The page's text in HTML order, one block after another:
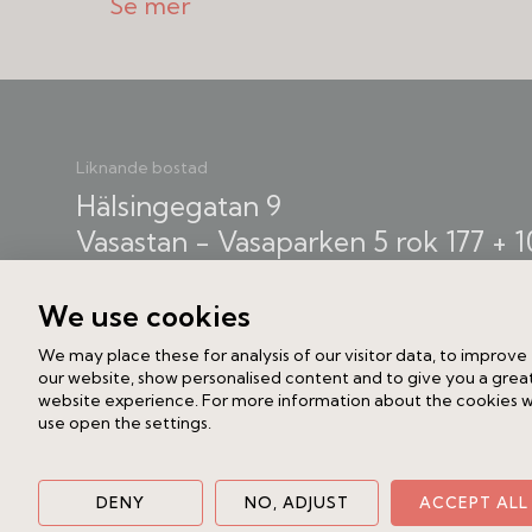
Materialvalen är genomgående
vattenburen golvvärme, gedigna
toppklass, utrustat med vitvaror från
ett socialt familjeliv med generösa
rymliga sovrum, två badrum och en
avskildhet och lyxig känsla. Den
sluttningar ger rummen en oväntad
Liknande bostad
Hälsingegatan 9
Vasastan - Vasaparken 5 rok 177 +
We use cookies
We may place these for analysis of our visitor data, to improve
our website, show personalised content and to give you a
website experience. For more information about the cookies
use open the settings.
DENY NO, ADJUST ACCEPT ALL